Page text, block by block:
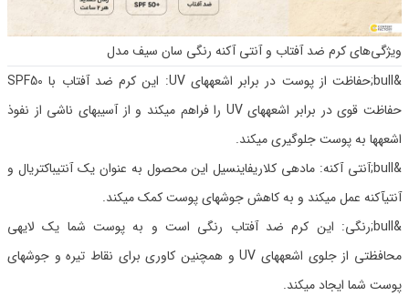
ویژگی‌های کرم ضد آفتاب و آنتی آکنه رنگی سان سیف مدل
&bull;حفاظت از پوست در برابر اشعههای UV: این کرم ضد آفتاب با SPF50
حفاظت قوی در برابر اشعههای UV را فراهم میکند و از آسیبهای ناشی از نفوذ
اشعهها به پوست جلوگیری میکند.
&bull;آنتی آکنه: مادهی کلاریفاینسیل این محصول به عنوان یک آنتیباکتریال و
آنتیآکنه عمل میکند و به کاهش جوشهای پوست کمک میکند.
&bull;رنگی: این کرم ضد آفتاب رنگی است و به پوست شما یک لایهی
محافظتی از جلوی اشعههای UV و همچنین کاوری برای نقاط تیره و جوشهای
پوست شما ایجاد میکند.